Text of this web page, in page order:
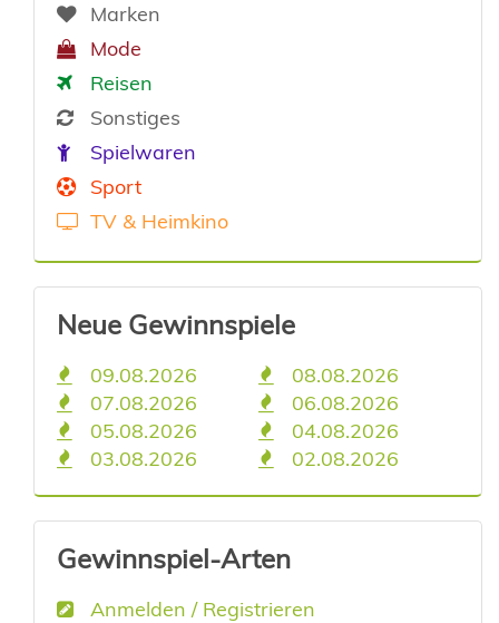
Marken
Mode
Reisen
Sonstiges
Spielwaren
Sport
TV & Heimkino
Neue Gewinnspiele
09.08.2026
08.08.2026
07.08.2026
06.08.2026
05.08.2026
04.08.2026
03.08.2026
02.08.2026
Gewinnspiel-Arten
Anmelden / Registrieren